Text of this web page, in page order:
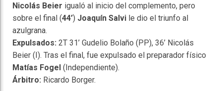
Nicolás Beier igualó al inicio del complemento, pero
sobre el final (44’) Joaquín Salvi le dio el triunfo al
azulgrana.
Expulsados: 2T 31’ Gudelio Bolaño (PP), 36’ Nicolás
Beier (I). Tras el final, fue expulsado el preparador físico
Matías Fogel (Independiente).
Árbitro: Ricardo Borger.